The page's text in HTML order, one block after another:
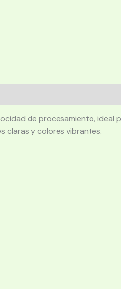
de procesamiento, ideal
claras y colores vibrantes.